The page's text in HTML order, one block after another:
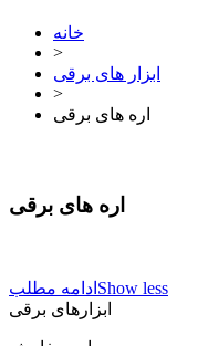
خانه
>
ابزار های برقی
>
اره های برقی
اره های برقی
ادامه مطلب Show less
ابزارهای برقی